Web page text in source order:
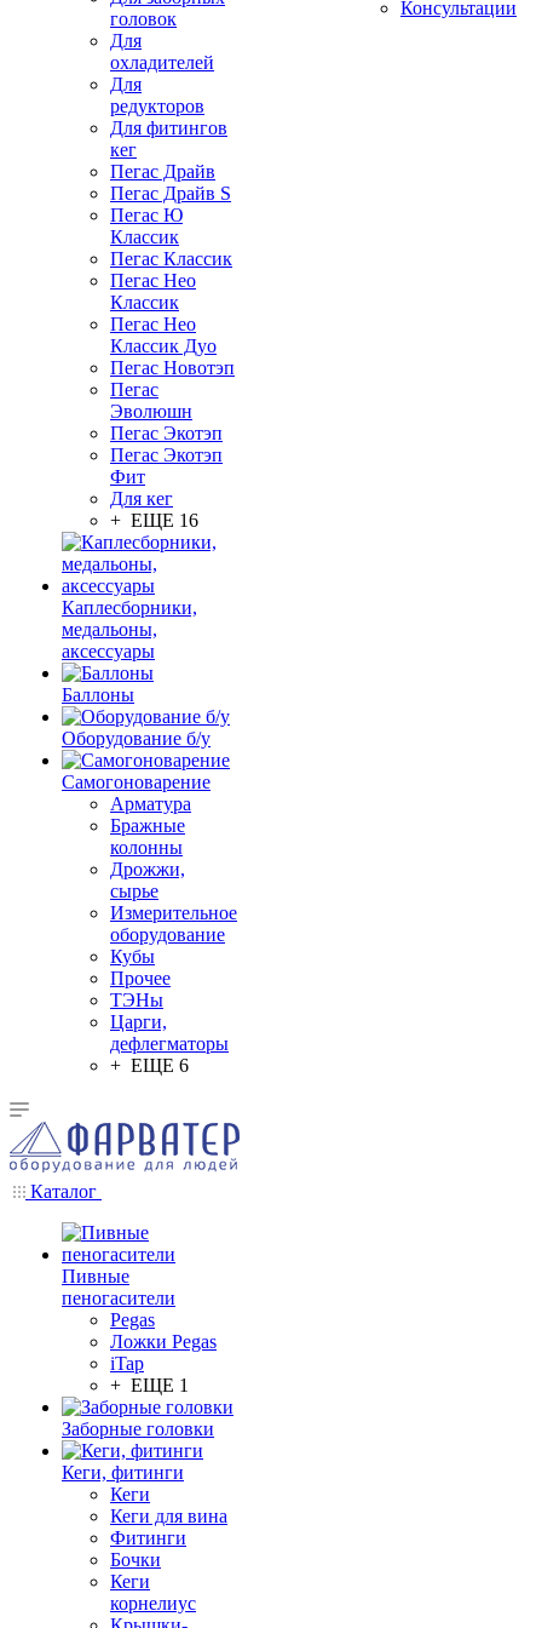
головок
Для
охладителей
Для
редукторов
Для фитингов
кег
Пегас Драйв
Пегас Драйв S
Пегас Ю
Классик
Пегас Классик
Пегас Нео
Классик
Пегас Нео
Классик Дуо
Пегас Новотэп
Пегас
Эволюшн
Пегас Экотэп
Пегас Экотэп
Фит
Для кег
+ ЕЩЕ 16
Каплесборники,
медальоны,
аксессуары
Баллоны
Оборудование б/у
Самогоноварение
Арматура
Бражные
колонны
Дрожжи,
сырье
Измерительное
оборудование
Кубы
Прочее
ТЭНы
Царги,
дефлегматоры
+ ЕЩЕ 6
Консультации
Каталог
Пивные
пеногасители
Pegas
Ложки Pegas
iTap
+ ЕЩЕ 1
Заборные головки
Кеги, фитинги
Кеги
Кеги для вина
Фитинги
Бочки
Кеги
корнелиус